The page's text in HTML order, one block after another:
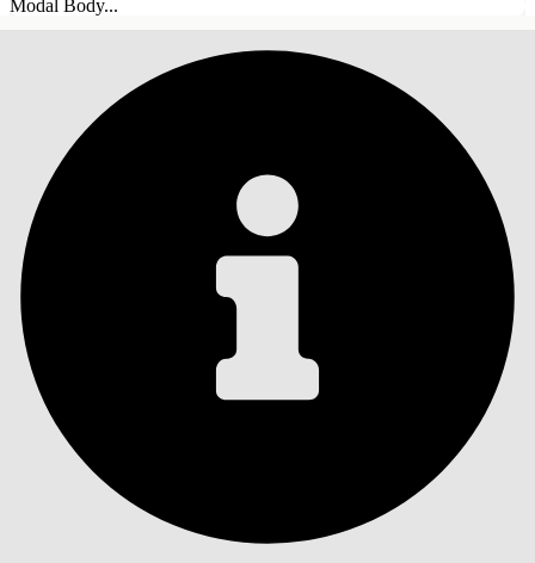
Modal Body...
Índice de materias
ÍNDICE DE MATERIAS
Buscar